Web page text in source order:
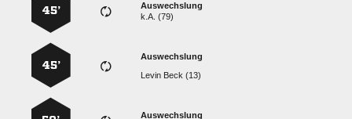
Auswechslung
k.A. (79)
45’
Auswechslung
  
45’
Auswechslung